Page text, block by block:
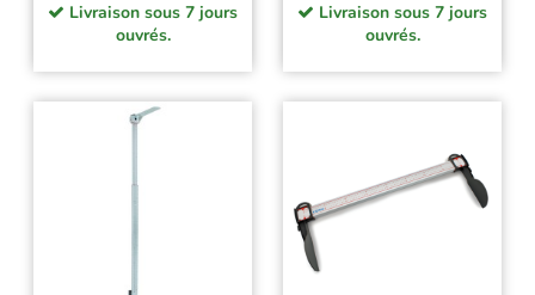
Livraison sous 7 jours
ouvrés.
Livraison sous 7 jours
ouvrés.